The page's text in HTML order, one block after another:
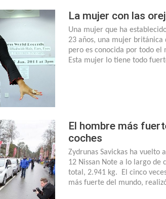
La mujer con las
Una mujer que ha
23 años, una mujer británica
pero es conocida por todo el
Esta mujer lo tiene todo
El hombre más
coches
Zydrunas Savickas ha
12 Nissan Note a lo largo de
total, 2.941 kg. El cinco
más fuerte del mundo,